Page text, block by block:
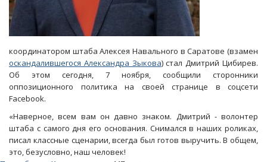
координатором штаба Алексея Навального в Саратове (взамен
оскандалившегося Александра Зыкова) стал Дмитрий Цибирев.
Об этом сегодня, 7 ноября, сообщили сторонники
оппозиционного политика на своей странице в соцсети
Facebook.
«Наверное, всем вам он давно знаком. Дмитрий - волонтер
штаба с самого дня его основания. Снимался в наших роликах,
писал классные сценарии, всегда был готов выручить. В общем,
это, безусловно, наш человек!